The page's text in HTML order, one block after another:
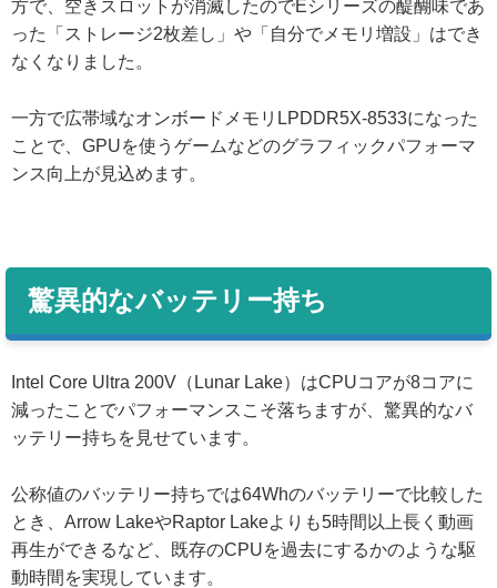
方で、空きスロットが消滅したのでEシリーズの醍醐味であ
った「ストレージ2枚差し」や「自分でメモリ増設」はでき
なくなりました。
一方で広帯域なオンボードメモリLPDDR5X-8533になった
ことで、GPUを使うゲームなどのグラフィックパフォーマ
ンス向上が見込めます。
驚異的なバッテリー持ち
Intel Core Ultra 200V（Lunar Lake）はCPUコアが8コアに
減ったことでパフォーマンスこそ落ちますが、驚異的なバ
ッテリー持ちを見せています。
公称値のバッテリー持ちでは64Whのバッテリーで比較した
とき、Arrow LakeやRaptor Lakeよりも5時間以上長く動画
再生ができるなど、既存のCPUを過去にするかのような駆
動時間を実現しています。